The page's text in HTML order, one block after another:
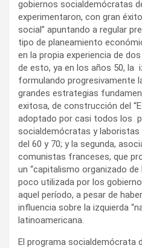
gobiernos socialdemócratas
experimentaron, con gran
social” apuntando a regular
tipo de planeamiento
en la propia experiencia de
de esto, ya en los años 50, la
formulando progresivamente
grandes estrategias
exitosa, de construcción del
adoptado por casi todos los
socialdemócratas y laboristas
del 60 y 70; y la segunda,
comunistas franceses, que
un “capitalismo organizado
poco utilizada por los
aquel período, a pesar de
influencia sobre la izquierda
latinoamericana.
El programa socialdemócrata